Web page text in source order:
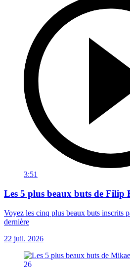
3:51
Les 5 plus beaux buts de Filip
Voyez les cinq plus beaux buts inscrits
dernière
22 juil. 2026